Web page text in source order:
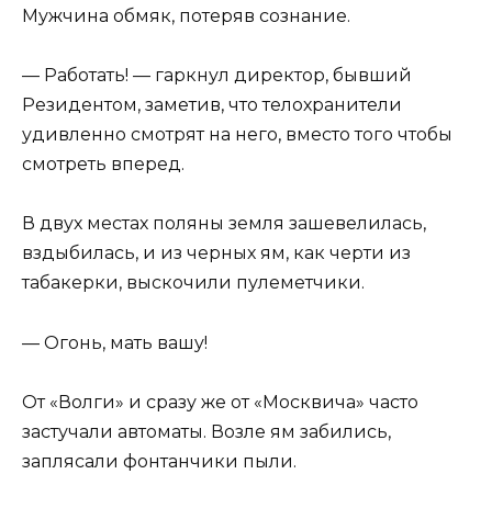
Мужчина обмяк, потеряв сознание.
— Работать! — гаркнул директор, бывший
Резидентом, заметив, что телохранители
удивленно смотрят на него, вместо того чтобы
смотреть вперед.
В двух местах поляны земля зашевелилась,
вздыбилась, и из черных ям, как черти из
табакерки, выскочили пулеметчики.
— Огонь, мать вашу!
От «Волги» и сразу же от «Москвича» часто
застучали автоматы. Возле ям забились,
заплясали фонтанчики пыли.